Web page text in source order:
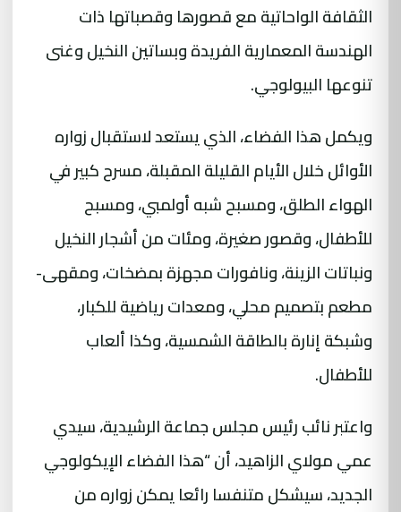
الثقافة الواحاتية مع قصورها وقصباتها ذات
الهندسة المعمارية الفريدة وبساتين النخيل وغنى
تنوعها البيولوجي.
ويكمل هذا الفضاء، الذي يستعد لاستقبال زواره
الأوائل خلال الأيام القليلة المقبلة، مسرح كبير في
الهواء الطلق، ومسبح شبه أولمبي، ومسبح
للأطفال، وقصور صغيرة، ومئات من أشجار النخيل
ونباتات الزينة، ونافورات مجهزة بمضخات، ومقهى-
مطعم بتصميم محلي، ومعدات رياضية للكبار،
وشبكة إنارة بالطاقة الشمسية، وكذا ألعاب
للأطفال.
واعتبر نائب رئيس مجلس جماعة الرشيدية، سيدي
عمي مولاي الزاهيد، أن “هذا الفضاء الإيكولوجي
الجديد، سيشكل متنفسا رائعا يمكن زواره من